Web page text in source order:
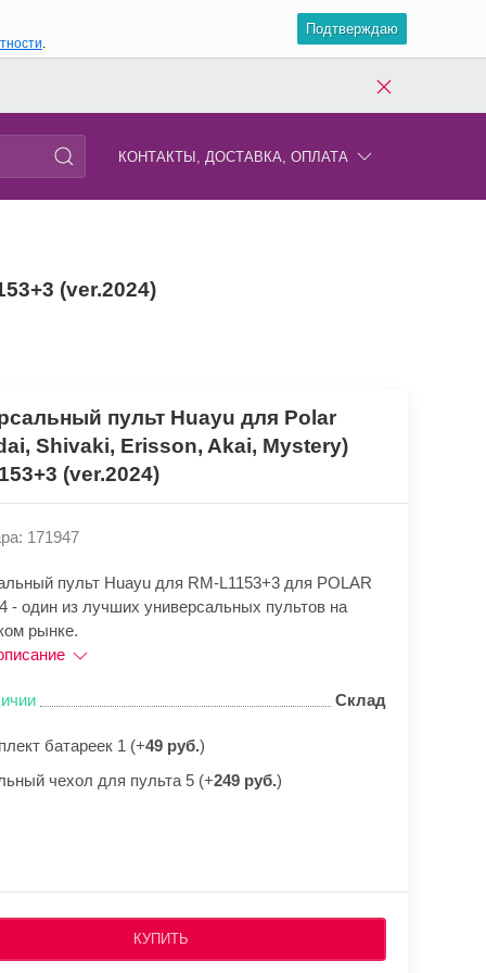
.
Подтверждаю
КОНТАКТЫ, ДОСТАВКА, ОПЛАТА
(ver.2024)
пульт Huayu для Polar
Shivaki, Erisson, Akai, Mystery)
(ver.2024)
171947
пульт Huayu для RM-L1153+3 для POLAR
- один из лучших универсальных пультов на
рынке.
Склад
батареек 1 (+49 руб.)
чехол для пульта 5 (+249 руб.)
КУПИТЬ